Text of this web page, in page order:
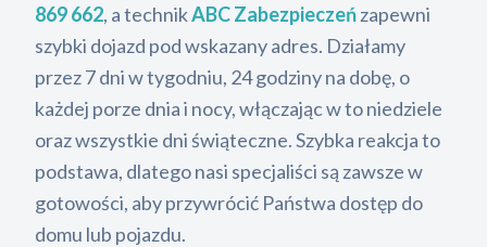
869 662, a technikABC Zabezpieczeńzapewni
szybki dojazd pod wskazany adres. Działamy
przez 7 dni w tygodniu, 24 godziny na dobę, o
każdej porze dnia i nocy, włączając w to niedziele
oraz wszystkie dni świąteczne. Szybka reakcja to
podstawa, dlatego nasi specjaliści są zawsze w
gotowości, aby przywrócić Państwa dostęp do
domu lub pojazdu.